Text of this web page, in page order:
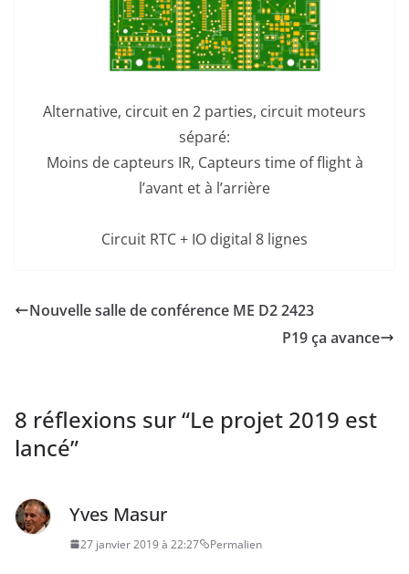
Alternative, circuit en 2 parties, circuit moteurs
séparé:
Moins de capteurs IR, Capteurs time of flight à
l’avant et à l’arrière
Circuit RTC + IO digital 8 lignes
Nouvelle salle de conférence ME D2 2423
P19 ça avance
8 réflexions sur “Le projet 2019 est
lancé”
Yves Masur
27 janvier 2019 à 22:27 Permalien